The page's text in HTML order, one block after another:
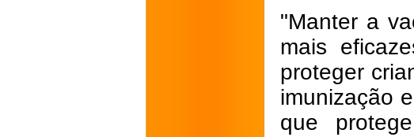
"Manter a
mais
proteger
imunização
que